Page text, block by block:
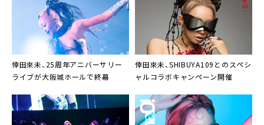
倖田來未、25周年アニバーサリー
ライブが大阪城ホールで終幕
倖田來未、SHIBUYA109とのスペシ
ャルコラボキャンペーン開催